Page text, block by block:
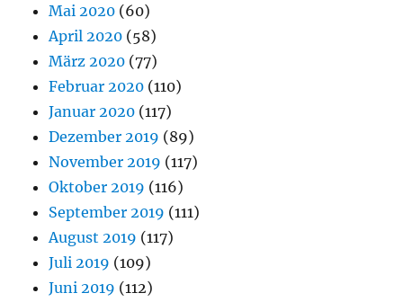
Mai 2020 (60)
April 2020 (58)
März 2020 (77)
Februar 2020 (110)
Januar 2020 (117)
Dezember 2019 (89)
November 2019 (117)
Oktober 2019 (116)
September 2019 (111)
August 2019 (117)
Juli 2019 (109)
Juni 2019 (112)